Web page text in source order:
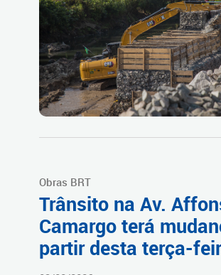
Obras BRT
Trânsito na Av.
Camargo terá
partir desta terça-